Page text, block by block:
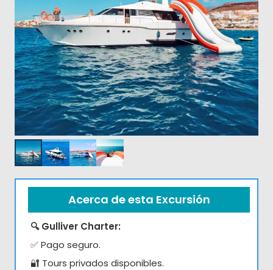
Acerca de esta Excursión
🔍 Gulliver Charter:
✅ Pago seguro.
🔐 Tours privados disponibles.